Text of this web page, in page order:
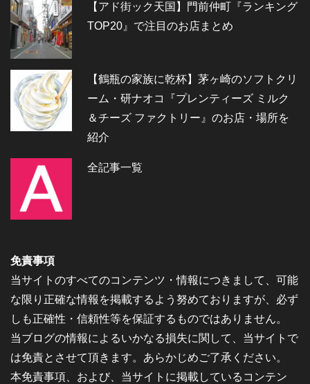
【アド街ック天国】門前仲町『ランキング
TOP20』で注目のお店まとめ
【鶴瓶の家族に乾杯】茅ヶ崎のソフトクリ
ーム・研ナオコ『プレンティーズ ミルク
＆チーズ ファクトリー』のお店・場所を
紹介
全記事一覧
免責事項
当サイトのすべてのコンテンツ・情報につきまして、可能
な限り正確な情報を掲載するよう努めておりますが、必ず
しも正確性・信頼性等を保証するものではありません。
当ブログの情報によるいかなる損失に関して、当サイトで
は免責とさせて頂きます。あらかじめご了承ください。
本免責事項、および、当サイトに掲載しているコンテン